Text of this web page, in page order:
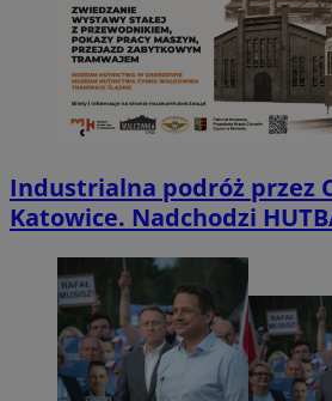
Industrialna podróż przez
Katowice. Nadchodzi